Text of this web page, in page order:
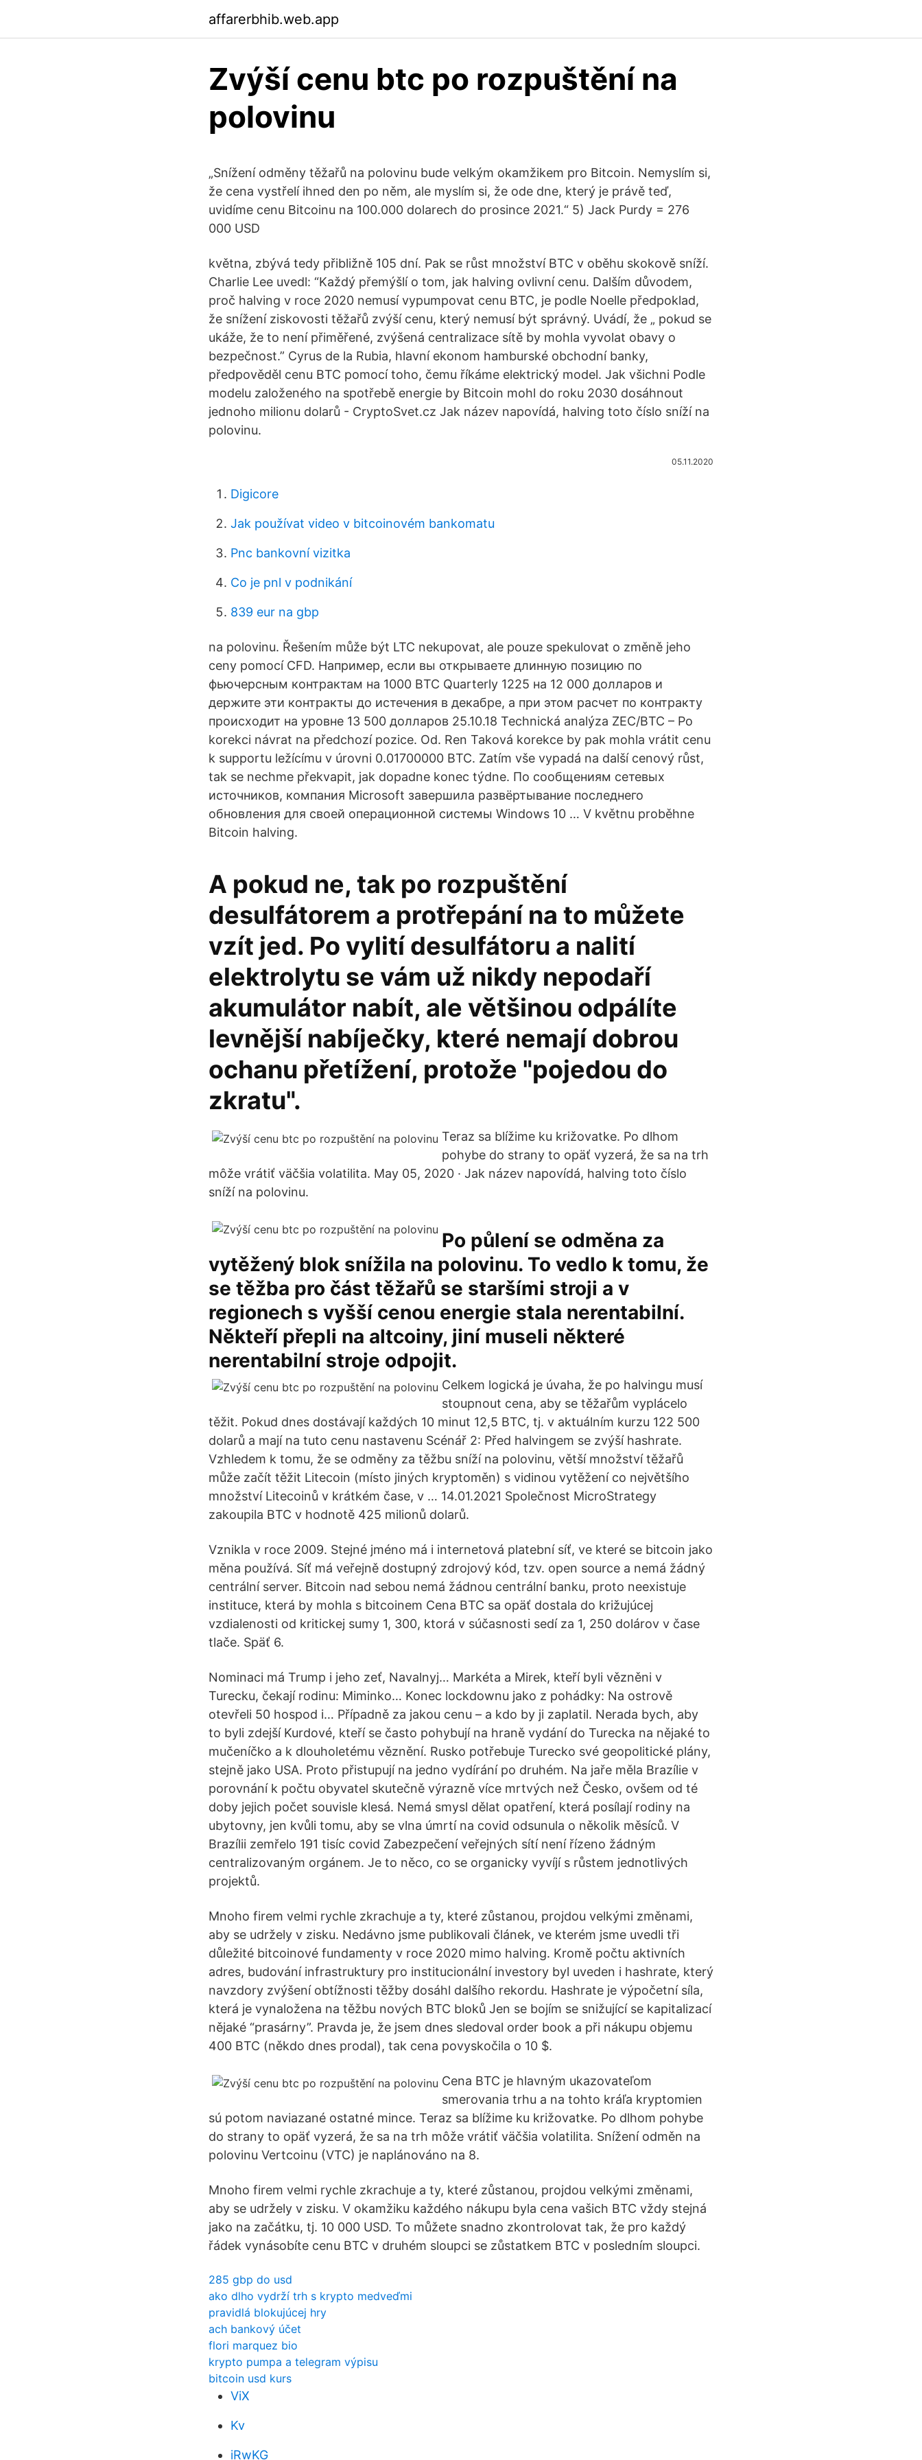
affarerbhib.web.app
Zvýší cenu btc po rozpuštění na
polovinu
„Snížení odměny těžařů na polovinu bude velkým okamžikem pro Bitcoin. Nemyslím si,
že cena vystřelí ihned den po něm, ale myslím si, že ode dne, který je právě teď,
uvidíme cenu Bitcoinu na 100.000 dolarech do prosince 2021.“ 5) Jack Purdy = 276
000 USD
května, zbývá tedy přibližně 105 dní. Pak se růst množství BTC v oběhu skokově sníží.
Charlie Lee uvedl: “Každý přemýšlí o tom, jak halving ovlivní cenu. Dalším důvodem,
proč halving v roce 2020 nemusí vypumpovat cenu BTC, je podle Noelle předpoklad,
že snížení ziskovosti těžařů zvýší cenu, který nemusí být správný. Uvádí, že „ pokud se
ukáže, že to není přiměřené, zvýšená centralizace sítě by mohla vyvolat obavy o
bezpečnost.” Cyrus de la Rubia, hlavní ekonom hamburské obchodní banky,
předpověděl cenu BTC pomocí toho, čemu říkáme elektrický model. Jak všichni Podle
modelu založeného na spotřebě energie by Bitcoin mohl do roku 2030 dosáhnout
jednoho milionu dolarů - CryptoSvet.cz Jak název napovídá, halving toto číslo sníží na
polovinu.
05.11.2020
Digicore
Jak používat video v bitcoinovém bankomatu
Pnc bankovní vizitka
Co je pnl v podnikání
839 eur na gbp
na polovinu. Řešením může být LTC nekupovat, ale pouze spekulovat o změně jeho
ceny pomocí CFD. Например, если вы открываете длинную позицию по
фьючерсным контрактам на 1000 BTC Quarterly 1225 на 12 000 долларов и
держите эти контракты до истечения в декабре, а при этом расчет по контракту
происходит на уровне 13 500 долларов 25.10.18 Technická analýza ZEC/BTC – Po
korekci návrat na předchozí pozice. Od. Ren Taková korekce by pak mohla vrátit cenu
k supportu ležícímu v úrovni 0.01700000 BTC. Zatím vše vypadá na další cenový růst,
tak se nechme překvapit, jak dopadne konec týdne. По сообщениям сетевых
источников, компания Microsoft завершила развёртывание последнего
обновления для своей операционной системы Windows 10 … V květnu proběhne
Bitcoin halving.
A pokud ne, tak po rozpuštění
desulfátorem a protřepání na to můžete
vzít jed. Po vylití desulfátoru a nalití
elektrolytu se vám už nikdy nepodaří
akumulátor nabít, ale většinou odpálíte
levnější nabíječky, které nemají dobrou
ochanu přetížení, protože "pojedou do
zkratu".
Teraz sa blížime ku križovatke. Po dlhom
pohybe do strany to opäť vyzerá, že sa na trh
môže vrátiť väčšia volatilita. May 05, 2020 · Jak název napovídá, halving toto číslo
sníží na polovinu.
Po půlení se odměna za
vytěžený blok snížila na polovinu. To vedlo k tomu, že
se těžba pro část těžařů se staršími stroji a v
regionech s vyšší cenou energie stala nerentabilní.
Někteří přepli na altcoiny, jiní museli některé
nerentabilní stroje odpojit.
Celkem logická je úvaha, že po halvingu musí
stoupnout cena, aby se těžařům vyplácelo
těžit. Pokud dnes dostávají každých 10 minut 12,5 BTC, tj. v aktuálním kurzu 122 500
dolarů a mají na tuto cenu nastavenu Scénář 2: Před halvingem se zvýší hashrate.
Vzhledem k tomu, že se odměny za těžbu sníží na polovinu, větší množství těžařů
může začít těžit Litecoin (místo jiných kryptoměn) s vidinou vytěžení co největšího
množství Litecoinů v krátkém čase, v … 14.01.2021 Společnost MicroStrategy
zakoupila BTC v hodnotě 425 milionů dolarů.
Vznikla v roce 2009. Stejné jméno má i internetová platební síť, ve které se bitcoin jako
měna používá. Síť má veřejně dostupný zdrojový kód, tzv. open source a nemá žádný
centrální server. Bitcoin nad sebou nemá žádnou centrální banku, proto neexistuje
instituce, která by mohla s bitcoinem Cena BTC sa opäť dostala do križujúcej
vzdialenosti od kritickej sumy 1, 300, ktorá v súčasnosti sedí za 1, 250 dolárov v čase
tlače. Späť 6.
Nominaci má Trump i jeho zeť, Navalnyj… Markéta a Mirek, kteří byli vězněni v
Turecku, čekají rodinu: Miminko… Konec lockdownu jako z pohádky: Na ostrově
otevřeli 50 hospod i… Případně za jakou cenu – a kdo by ji zaplatil. Nerada bych, aby
to byli zdejší Kurdové, kteří se často pohybují na hraně vydání do Turecka na nějaké to
mučeníčko a k dlouholetému věznění. Rusko potřebuje Turecko své geopolitické plány,
stejně jako USA. Proto přistupují na jedno vydírání po druhém. Na jaře měla Brazílie v
porovnání k počtu obyvatel skutečně výrazně více mrtvých než Česko, ovšem od té
doby jejich počet souvisle klesá. Nemá smysl dělat opatření, která posílají rodiny na
ubytovny, jen kvůli tomu, aby se vlna úmrtí na covid odsunula o několik měsíců. V
Brazílii zemřelo 191 tisíc covid Zabezpečení veřejných sítí není řízeno žádným
centralizovaným orgánem. Je to něco, co se organicky vyvíjí s růstem jednotlivých
projektů.
Mnoho firem velmi rychle zkrachuje a ty, které zůstanou, projdou velkými změnami,
aby se udržely v zisku. Nedávno jsme publikovali článek, ve kterém jsme uvedli tři
důležité bitcoinové fundamenty v roce 2020 mimo halving. Kromě počtu aktivních
adres, budování infrastruktury pro institucionální investory byl uveden i hashrate, který
navzdory zvýšení obtížnosti těžby dosáhl dalšího rekordu. Hashrate je výpočetní síla,
která je vynaložena na těžbu nových BTC bloků Jen se bojím se snižující se kapitalizací
nějaké “prasárny”. Pravda je, že jsem dnes sledoval order book a při nákupu objemu
400 BTC (někdo dnes prodal), tak cena povyskočila o 10 $.
Cena BTC je hlavným ukazovateľom
smerovania trhu a na tohto kráľa kryptomien
sú potom naviazané ostatné mince. Teraz sa blížime ku križovatke. Po dlhom pohybe
do strany to opäť vyzerá, že sa na trh môže vrátiť väčšia volatilita. Snížení odměn na
polovinu Vertcoinu (VTC) je naplánováno na 8.
Mnoho firem velmi rychle zkrachuje a ty, které zůstanou, projdou velkými změnami,
aby se udržely v zisku. V okamžiku každého nákupu byla cena vašich BTC vždy stejná
jako na začátku, tj. 10 000 USD. To můžete snadno zkontrolovat tak, že pro každý
řádek vynásobíte cenu BTC v druhém sloupci se zůstatkem BTC v posledním sloupci.
285 gbp do usd
ako dlho vydrží trh s krypto medveďmi
pravidlá blokujúcej hry
ach bankový účet
flori marquez bio
krypto pumpa a telegram výpisu
bitcoin usd kurs
ViX
Kv
iRwKG